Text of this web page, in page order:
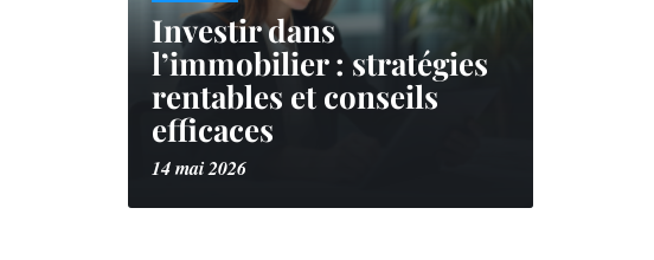
Investir dans
l’immobilier : stratégies
rentables et conseils
efficaces
14 mai 2026